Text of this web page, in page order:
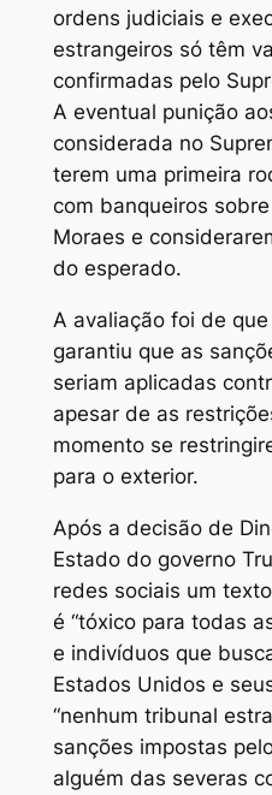
ordens judiciais e
estrangeiros só têm
confirmadas pelo
A eventual punição
considerada no
terem uma primeira
com banqueiros
Moraes e
do esperado.
A avaliação foi de
garantiu que as
seriam aplicadas
apesar de as
momento se
para o exterior.
Após a decisão de
Estado do governo
redes sociais um
é “tóxico para todas
e indivíduos que
Estados Unidos e
“nenhum tribunal
sanções impostas
alguém das severas